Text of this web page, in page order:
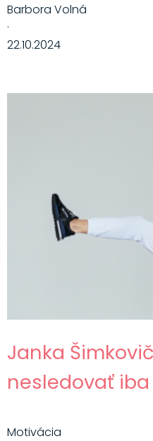
Barbora Volná
·
22.10.2024
Janka
nesledovať
Motivácia